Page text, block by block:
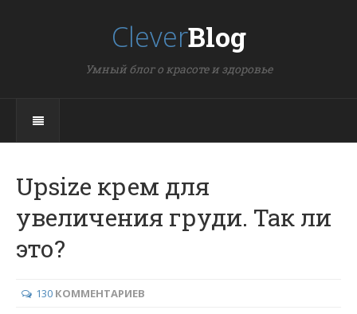
CleverBlog
Умный блог о красоте и здоровье
Upsize крем для
увеличения груди. Так ли
это?
130 КОММЕНТАРИЕВ